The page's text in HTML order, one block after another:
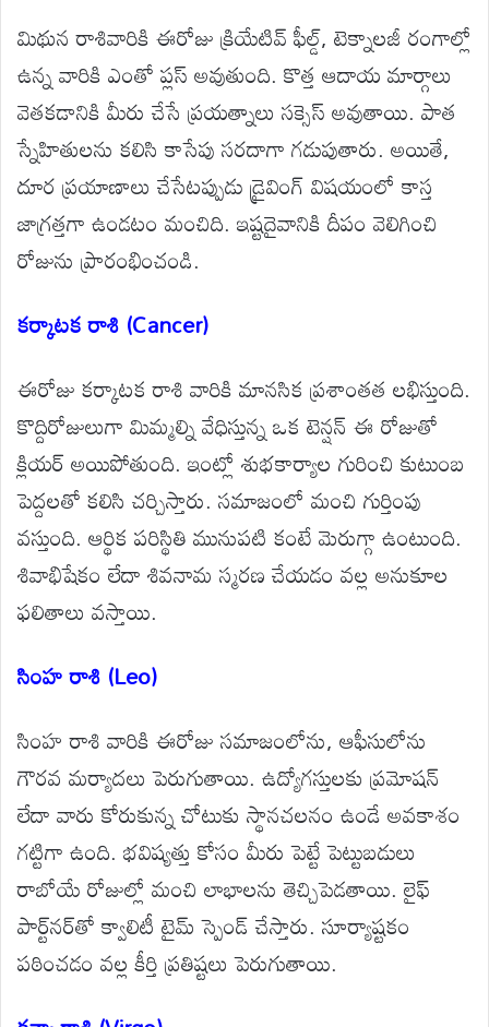
మిథున రాశివారికి ఈరోజు క్రియేటివ్ ఫీల్డ్, టెక్నాలజీ రంగాల్లో
ఉన్న వారికి ఎంతో ప్లస్ అవుతుంది. కొత్త ఆదాయ మార్గాలు
వెతకడానికి మీరు చేసే ప్రయత్నాలు సక్సెస్ అవుతాయి. పాత
స్నేహితులను కలిసి కాసేపు సరదాగా గడుపుతారు. అయితే,
దూర ప్రయాణాలు చేసేటప్పుడు డ్రైవింగ్ విషయంలో కాస్త
జాగ్రత్తగా ఉండటం మంచిది. ఇష్టదైవానికి దీపం వెలిగించి
రోజును ప్రారంభించండి.
కర్కాటక రాశి (Cancer)
ఈరోజు కర్కాటక రాశి వారికి మానసిక ప్రశాంతత లభిస్తుంది.
కొద్దిరోజులుగా మిమ్మల్ని వేధిస్తున్న ఒక టెన్షన్ ఈ రోజుతో
క్లియర్ అయిపోతుంది. ఇంట్లో శుభకార్యాల గురించి కుటుంబ
పెద్దలతో కలిసి చర్చిస్తారు. సమాజంలో మంచి గుర్తింపు
వస్తుంది. ఆర్థిక పరిస్థితి మునుపటి కంటే మెరుగ్గా ఉంటుంది.
శివాభిషేకం లేదా శివనామ స్మరణ చేయడం వల్ల అనుకూల
ఫలితాలు వస్తాయి.
సింహ రాశి (Leo)
సింహ రాశి వారికి ఈరోజు సమాజంలోను, ఆఫీసులోను
గౌరవ మర్యాదలు పెరుగుతాయి. ఉద్యోగస్తులకు ప్రమోషన్
లేదా వారు కోరుకున్న చోటుకు స్థానచలనం ఉండే అవకాశం
గట్టిగా ఉంది. భవిష్యత్తు కోసం మీరు పెట్టే పెట్టుబడులు
రాబోయే రోజుల్లో మంచి లాభాలను తెచ్చిపెడతాయి. లైఫ్
పార్ట్‌నర్‌తో క్వాలిటీ టైమ్ స్పెండ్ చేస్తారు. సూర్యాష్టకం
పఠించడం వల్ల కీర్తి ప్రతిష్టలు పెరుగుతాయి.